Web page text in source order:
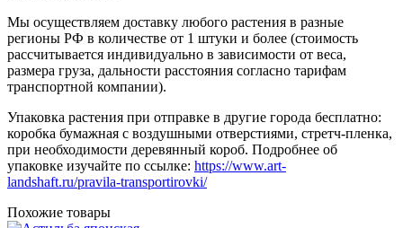
Мы осуществляем доставку любого растения в разные
регионы РФ в количестве от 1 штуки и более (стоимость
рассчитывается индивидуально в зависимости от веса,
размера груза, дальности расстояния согласно тарифам
транспортной компании).
Упаковка растения при отправке в другие города бесплатно:
коробка бумажная с воздушными отверстиями, стретч-пленка,
при необходимости деревянный короб. Подробнее об
упаковке изучайте по ссылке: https://www.art-
landshaft.ru/pravila-transportirovki/
Похожие товары